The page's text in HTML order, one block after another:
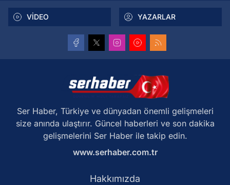
VİDEO YAZARLAR
Ser Haber, Türkiye ve dünyadan önemli gelişmeleri
size anında ulaştırır. Güncel haberleri ve son dakika
gelişmelerini Ser Haber ile takip edin.
www.serhaber.com.tr
Hakkımızda